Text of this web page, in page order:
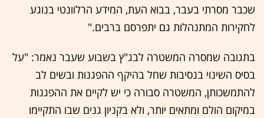
שכבר מסרתי בעבר, בבוא העת, המידע הרלוונטי בנוגע
לחקירות המתנהלות גם יתפרסם ברבים."
בתגובה שמסרה המשטרה לבג"ץ בשבוע שעבר נאמר: "על
בסיס השינוי בנסיבות שחל בהיקף ההפגנות ובשים לב
להתמשכותן, המשטרה סבורה כי יש לקיים את ההפגנות
במיקום הולם ומתאים יותר, ולא בקניון גנים שבו התקיימו